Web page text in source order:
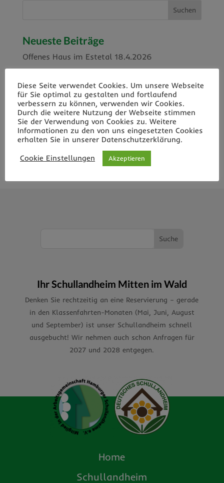
Neueste Beiträge
Offenes Haus im Estetal 18.4.2026
STS Horn – unsere neue Trägerschule
Geschützt im Freien sitzen
Das neue Klassenzimmer im Freien
Neueste Kommentare
Ihr Schullandheim Mitten im Wald
Denken Sie rechtzeitig an eine Reservierung – gerade
in den Klassenfahrten-Monaten (Mai, Juni, August
und September) ist unser Schullandheim schnell
ausgebucht! Wir nehmen auch schon Anfragen für
2027 und 2028 entgegen.
Home
Schullandheim
Diese Seite verwendet Cookies. Um unsere Webseite
für Sie optimal zu gestalten und fortlaufend
verbessern zu können, verwenden wir Cookies.
Durch die weitere Nutzung der Webseite stimmen
Sie der Verwendung von Cookies zu. Weitere
Informationen zu den von uns eingesetzten Cookies
erhalten Sie in unserer Datenschutzerklärung.
Cookie Einstellungen
Akzeptieren